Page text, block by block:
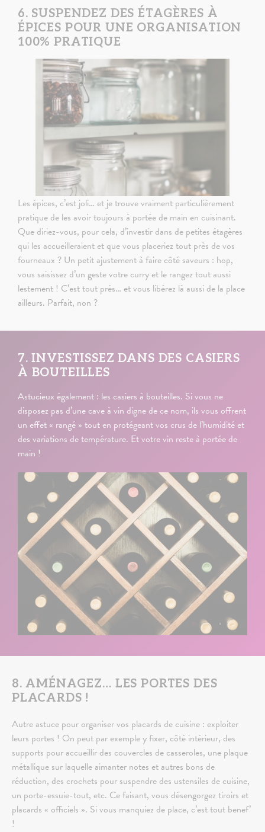
6. SUSPENDEZ DES ÉTAGÈRES À
ÉPICES POUR UNE ORGANISATION
100% PRATIQUE
Les épices, c’est joli… et je trouve vraiment particulièrement
pratique de les avoir toujours à portée de main en cuisinant.
Que diriez-vous, pour cela, d’investir dans de petites étagères
qui les accueilleraient et que vous placeriez tout près de vos
fourneaux ? Un petit ajustement à faire côté saveurs : hop,
vous saisissez d’un geste votre curry et le rangez tout aussi
lestement ! C’est tout près… et vous libérez là aussi de la place
ailleurs. Parfait, non ?
7. INVESTISSEZ DANS DES CASIERS
À BOUTEILLES
Astucieux également : les casiers à bouteilles. Si vous ne
disposez pas d’une cave à vin digne de ce nom, ils vous offrent
un effet « rangé » tout en protégeant vos crus de l’humidité et
des variations de température. Et votre vin reste à portée de
main !
8. AMÉNAGEZ… LES PORTES DES
PLACARDS !
Autre astuce pour organiser vos placards de cuisine : exploiter
leurs portes ! On peut par exemple y fixer, côté intérieur, des
supports pour accueillir des couvercles de casseroles, une plaque
métallique sur laquelle aimanter notes et autres bons de
réduction, des crochets pour suspendre des ustensiles de cuisine,
un porte-essuie-tout, etc. Ce faisant, vous désengorgez tiroirs et
placards « officiels ». Si vous manquiez de place, c’est tout benef’
!